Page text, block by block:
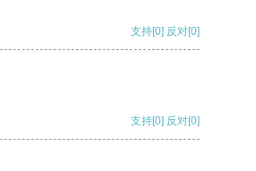
支持[0] 反对[0]
支持[0] 反对[0]